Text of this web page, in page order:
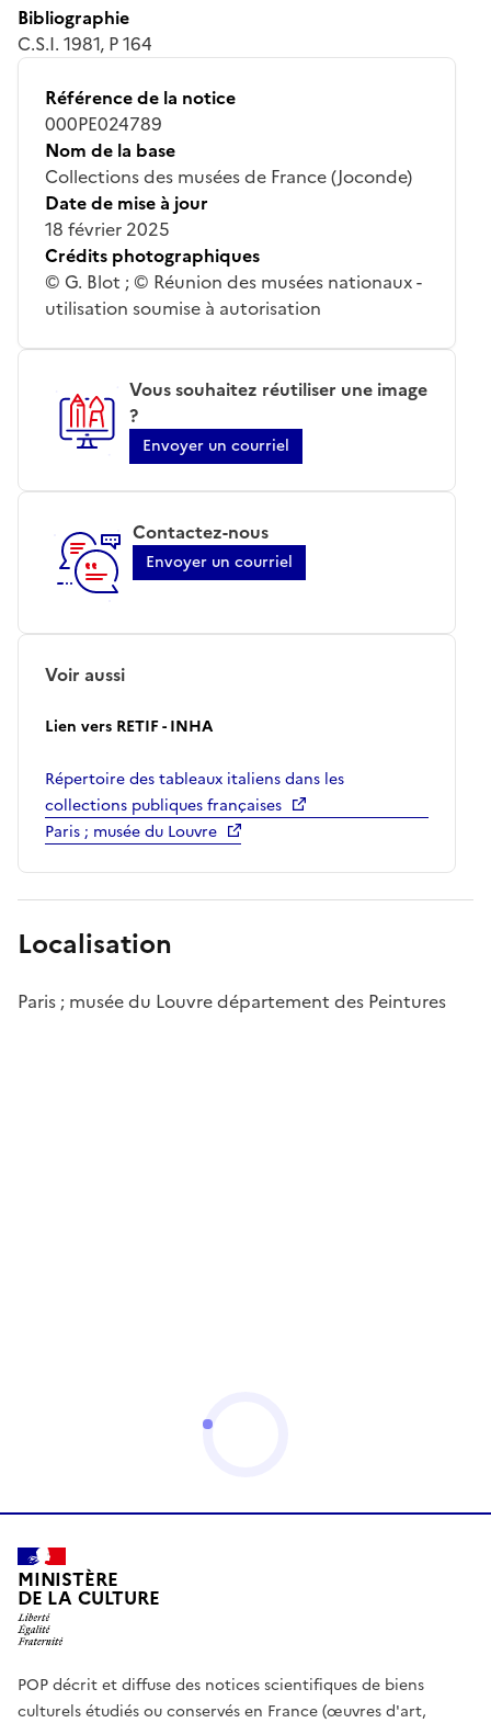
Bibliographie
C.S.I. 1981, P 164
Référence de la notice
000PE024789
Nom de la base
Collections des musées de France (Joconde)
Date de mise à jour
18 février 2025
Crédits photographiques
© G. Blot ; © Réunion des musées nationaux -
utilisation soumise à autorisation
Vous souhaitez réutiliser une image
?
Envoyer un courriel
Contactez-nous
Envoyer un courriel
Voir aussi
Lien vers RETIF - INHA
Répertoire des tableaux italiens dans les
collections publiques françaises
Paris ; musée du Louvre
Localisation
Paris ; musée du Louvre département des Peintures
MINISTÈRE
DE LA CULTURE
POP décrit et diffuse des notices scientifiques de biens
culturels étudiés ou conservés en France (œuvres d'art,